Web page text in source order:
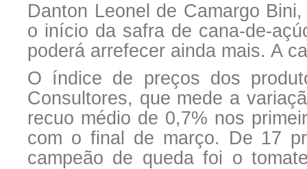
Danton Leonel de Camargo
o início da safra de cana-de-
poderá arrefecer ainda mais. A
O índice de preços dos
Consultores, que mede a
recuo médio de 0,7% nos
com o final de março. De 17
campeão de queda foi o